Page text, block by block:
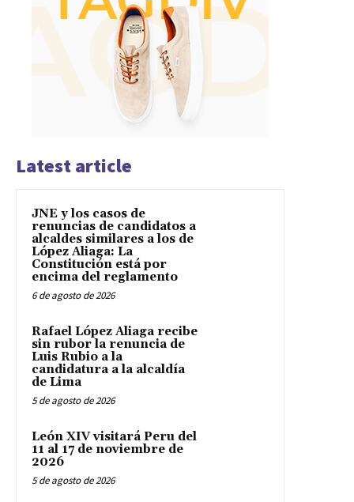
Latest article
JNE y los casos de
renuncias de candidatos a
alcaldes similares a los de
López Aliaga: La
Constitución está por
encima del reglamento
6 de agosto de 2026
Rafael López Aliaga recibe
sin rubor la renuncia de
Luis Rubio a la
candidatura a la alcaldía
de Lima
5 de agosto de 2026
León XIV visitará Peru del
11 al 17 de noviembre de
2026
5 de agosto de 2026